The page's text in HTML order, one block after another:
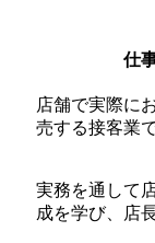
仕
店舗で実際に
売する接客業
実務を通して
成を学び、店